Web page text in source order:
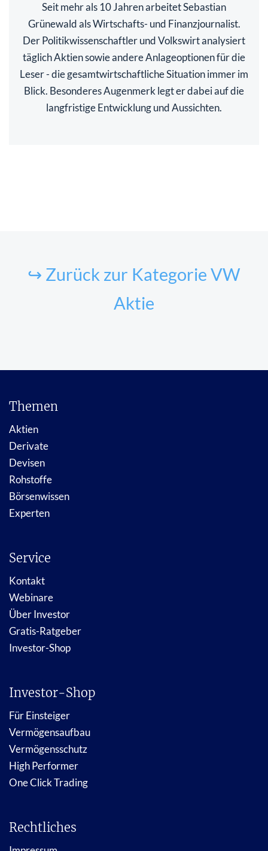
Seit mehr als 10 Jahren arbeitet Sebastian
Grünewald als Wirtschafts- und Finanzjournalist.
Der Politikwissenschaftler und Volkswirt analysiert
täglich Aktien sowie andere Anlageoptionen für die
Leser - die gesamtwirtschaftliche Situation immer im
Blick. Besonderes Augenmerk legt er dabei auf die
langfristige Entwicklung und Aussichten.
↪ Zurück zur Kategorie VW
Aktie
Themen
Aktien
Derivate
Devisen
Rohstoffe
Börsenwissen
Experten
Service
Kontakt
Webinare
Über Investor
Gratis-Ratgeber
Investor-Shop
Investor-Shop
Für Einsteiger
Vermögensaufbau
Vermögensschutz
High Performer
One Click Trading
Rechtliches